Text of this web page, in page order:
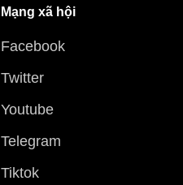
Mạng xã hội
Facebook
Twitter
Youtube
Telegram
Tiktok